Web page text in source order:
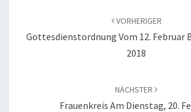
VORHERIGER
Gottesdienstordnung Vom 12. Februar
2018
NÄCHSTER
Frauenkreis Am Dienstag, 20.